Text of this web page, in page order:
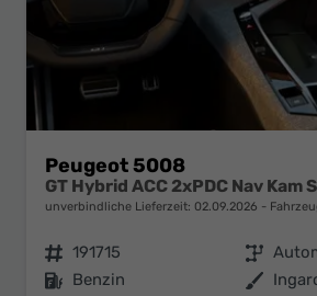
Peugeot 5008
GT Hybrid ACC 2xPDC Nav Kam
unverbindliche Lieferzeit: 02.09.2026
Fahrzeugnr. 191715 Getriebe
Kraftstoff Benzin Außenfarbe